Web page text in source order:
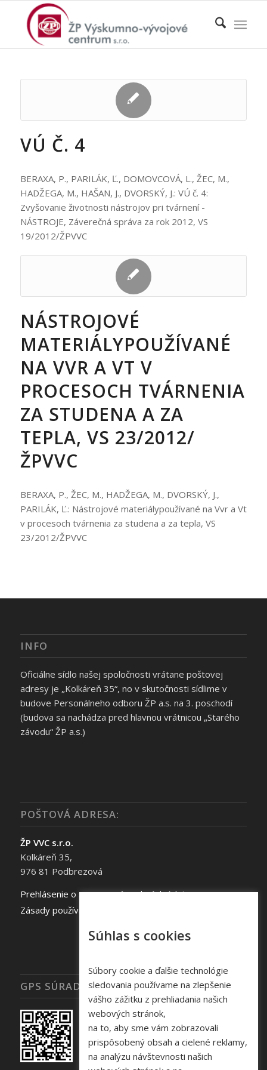
VÚ Č. 4
BERAXA, P., PARILÁK, Ľ., DOMOVCOVÁ, L., ŽEC, M.,
HADŽEGA, M., HAŠAN, J., DVORSKÝ, J.: VÚ č. 4:
Zvyšovanie životnosti nástrojov pri tvárnení -
NÁSTROJE, Záverečná správa za rok 2012, VS
19/2012/ŽPVVC
NÁSTROJOVÉ
MATERIÁLYPOUŽÍVANÉ
NA VVR A VT V
PROCESOCH TVÁRNENIA
ZA STUDENA A ZA
TEPLA, VS 23/2012/
ŽPVVC
BERAXA, P., ŽEC, M., HADŽEGA, M., DVORSKÝ, J.,
PARILÁK, Ľ.: Nástrojové materiálypoužívané na Vvr a Vt
v procesoch tvárnenia za studena a za tepla, VS
23/2012/ŽPVVC
INFO
Oficiálne sídlo našej spoločnosti vrátane poštovej
adresy je „Kolkáreň 35“, no v skutočnosti sídlime v
budove Personálneho odboru ŽP a.s. na 3. poschodí
(budova sa nachádza pred hlavnou vrátnicou „Starého
závodu“ ŽP a.s.)
POŠTOVÁ ADRESA:
ŽP VVC s.r.o.
Kolkáreň 35,
976 81 Podbrezová
Prehlásenie o spracovaní osobných údajov
Zásady používania súborov cookie
GPS SÚRADNICE
Súhlas s cookies
Súbory cookie a ďalšie technológie
sledovania používame na zlepšenie
vášho zážitku z prehliadania našich
webových stránok,
na to, aby sme vám zobrazovali
prispôsobený obsah a cielené reklamy,
na analýzu návštevnosti našich